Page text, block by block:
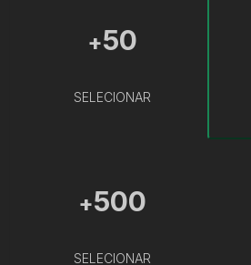
+50
SELECIONAR
+500
SELECIONAR